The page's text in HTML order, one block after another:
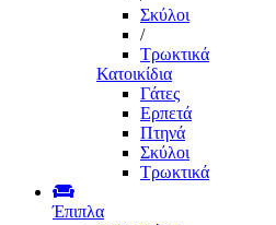
Σκύλοι
/
Τρωκτικά
Κατοικίδια
Γάτες
Ερπετά
Πτηνά
Σκύλοι
Τρωκτικά
Έπιπλα